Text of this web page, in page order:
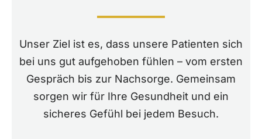
Unser Ziel ist es, dass unsere Patienten sich
bei uns gut aufgehoben fühlen – vom ersten
Gespräch bis zur Nachsorge. Gemeinsam
sorgen wir für Ihre Gesundheit und ein
sicheres Gefühl bei jedem Besuch.